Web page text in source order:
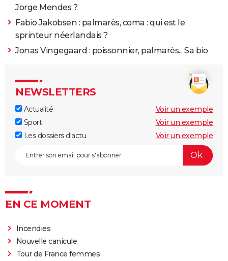
Jorge Mendes ?
Fabio Jakobsen : palmarès, coma : qui est le
sprinteur néerlandais ?
Jonas Vingegaard : poissonnier, palmarès... Sa bio
NEWSLETTERS
Actualité
Voir un exemple
Sport
Voir un exemple
Les dossiers d'actu
Voir un exemple
EN CE MOMENT
Incendies
Nouvelle canicule
Tour de France femmes